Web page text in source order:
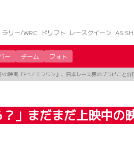
ラリー/WRC ドリフト レースクイーン AS
ー チーム フォト
映画『F1／エフワン』、日本レース界のブラピこと
」まだまだ上映中